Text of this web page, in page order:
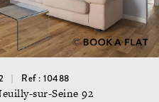
Ref : 10488
sur-Seine 92